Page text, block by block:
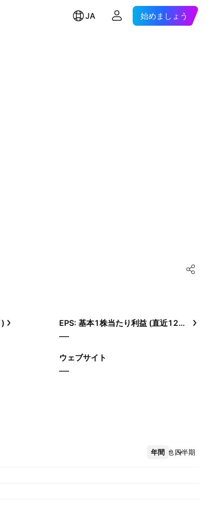
JA 始めましょう
EPS: 基本1株当たり利益 (直近12ヶ月)
—
ウェブサイト
—
年間 四半期
その他